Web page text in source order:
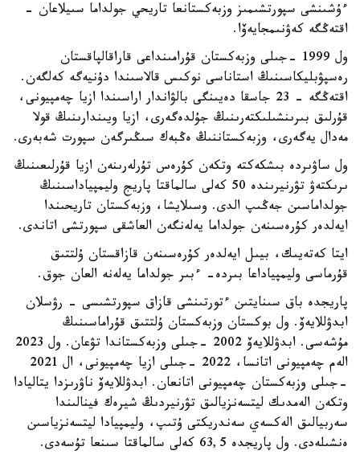
ءۇشىنشى سپورتشىمىز وزبەكستانعا تاريحي جولداما سىيلاعان -
اقتەڭگە كەۋنىمجايەۆا.
ول 1999 -جىلى وزبەكستان قۇرامىنداعى قاراقالپاقستان
رەسپۋبليكاسىنىڭ استاناسى نوكىس قالاسىندا دۇنيەگە كەلگەن.
اقتەڭگە - 23 جاسقا دەيىنگى بالۋاندار اراسىندا ازيا چەمپيونى،
قۇرلىق بىرىنشىلىكتەرىنىڭ جۇلدەگەرى، ازيا ويىندارىنىڭ قولا
مەدال يەگەرى، وزبەكستاننىڭ ەڭبەك سىڭىرگەن سپورت شەبەرى.
ول ساۋىردە بىشكەكتە وتكەن كۇرەس تۇرلەرىنەن ازيا قۇرلىعىنىڭ
ىرىكتەۋ تۋرنيرىندە 50 كەلى سالماقتا پاريج وليمپياداسىنىڭ
جولداماسىن جەڭىپ الدى. وسىلايشا، وزبەكستان تاريحىندا
ايەلدەر كۇرەسىنەن جولداما يەلەنگەن العاشقى سپورتشى اتاندى.
ايتا كەتەيىك، بيىل ايەلدەر كۇرەسىنەن قازاقستان ۇلتتىق
قۇرماسى وليمپياداعا بىردە- ءبىر جولداما يەلەنە العان جوق.
پاريجدە باق سىنايتىن ءتورتىنشى قازاق سپورتشىسى - رۋسلان
ابدۋللايەۆ. ول بوكستان وزبەكستان ۇلتتىق قۇراماسىنىڭ
مۇشەسى. ابدۋللايەۆ 2002 -جىلى وزبەكستاندا تۋعان. ول 2023
الەم چەمپيونى اتانسا، 2022 -جىلى ازيا چەمپيونى، ال 2021
-جىلى وزبەكستان چەمپيونى اتانعان. ابدۋللايەۆ ناۋرىزدا يتاليادا
وتكەن الەمدىك ليتسەنزيالىق تۋرنيردىڭ شيرەك فينالىندا
سەربيالىق الەكسەي سەندريكتى ۇتىپ، وليمپيادا ليتسەنزياسىن
ەنشىلەدى. ول پاريجدە 63,5 كەلى سالماقتا سىنعا تۇسەدى.